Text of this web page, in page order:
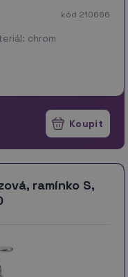
kód 210666
chrom
ramínko S,